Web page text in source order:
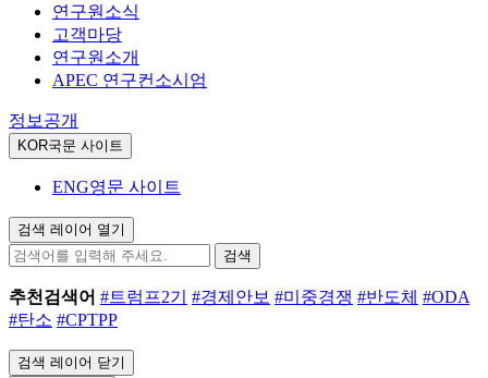
연구원소식
고객마당
연구원소개
APEC 연구컨소시엄
정보공개
KOR국문 사이트
ENG영문 사이트
검색 레이어 열기
검색
추천검색어 #트럼프2기 #경제안보 #미중경쟁 #반도체 #ODA
#탄소 #CPTPP
검색 레이어 닫기